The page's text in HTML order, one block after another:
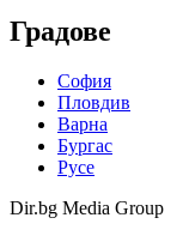
Градове
София
Пловдив
Варна
Бургас
Русе
Dir.bg Media Group